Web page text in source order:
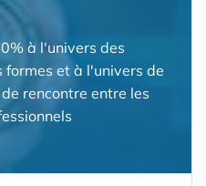
à l'univers des
formes et à l'univers de
rencontre entre les